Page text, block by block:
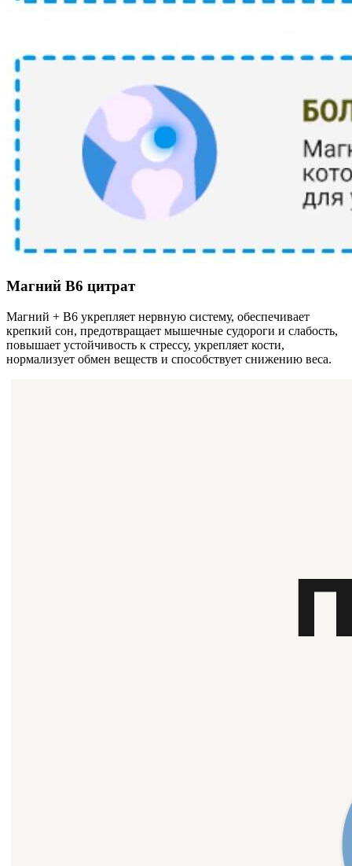
Магний В6 цитрат
Магний + В6 укрепляет нервную систему, обеспечивает
крепкий сон, предотвращает мышечные судороги и слабость,
повышает устойчивость к стрессу, укрепляет кости,
нормализует обмен веществ и способствует снижению веса.